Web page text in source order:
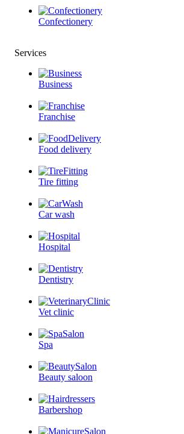
Confectionery
Services
Business
Franchise
Food delivery
Tire fitting
Car wash
Hospital
Dentistry
Vet clinic
Spa
Beauty saloon
Barbershop